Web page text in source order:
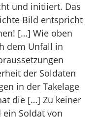
und initiiert. Das
Bild entspricht
[…] Wie oben
dem Unfall in
der Soldaten
in der Takelage
die […] Zu keiner
Soldat von